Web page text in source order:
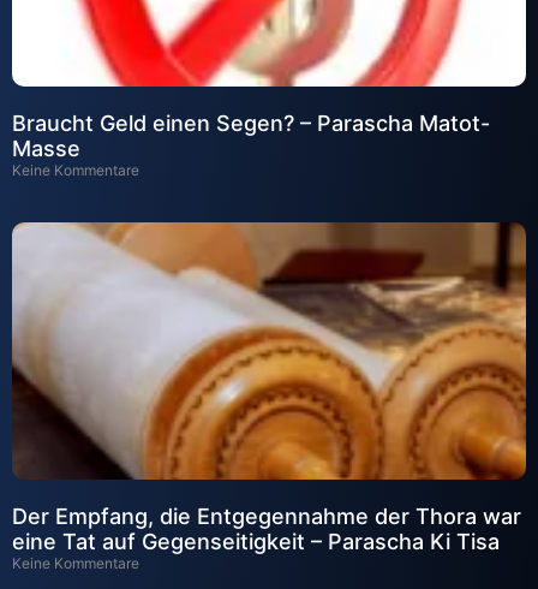
Braucht Geld einen Segen? – Parascha Matot-
Masse
Keine Kommentare
Der Empfang, die Entgegennahme der Thora war
eine Tat auf Gegenseitigkeit – Parascha Ki Tisa
Keine Kommentare